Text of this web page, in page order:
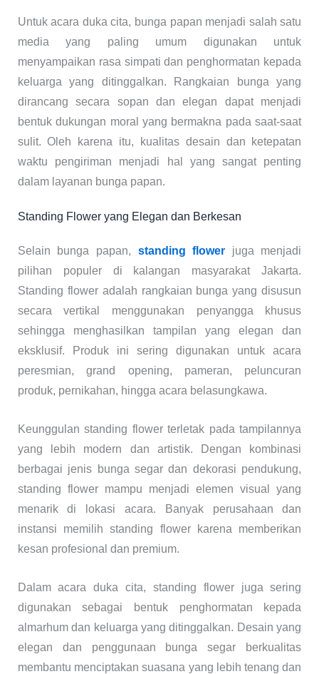
Untuk acara duka cita, bunga papan menjadi salah satu
media yang paling umum digunakan untuk
menyampaikan rasa simpati dan penghormatan kepada
keluarga yang ditinggalkan. Rangkaian bunga yang
dirancang secara sopan dan elegan dapat menjadi
bentuk dukungan moral yang bermakna pada saat-saat
sulit. Oleh karena itu, kualitas desain dan ketepatan
waktu pengiriman menjadi hal yang sangat penting
dalam layanan bunga papan.
Standing Flower yang Elegan dan Berkesan
Selain bunga papan, standing flower juga menjadi
pilihan populer di kalangan masyarakat Jakarta.
Standing flower adalah rangkaian bunga yang disusun
secara vertikal menggunakan penyangga khusus
sehingga menghasilkan tampilan yang elegan dan
eksklusif. Produk ini sering digunakan untuk acara
peresmian, grand opening, pameran, peluncuran
produk, pernikahan, hingga acara belasungkawa.
Keunggulan standing flower terletak pada tampilannya
yang lebih modern dan artistik. Dengan kombinasi
berbagai jenis bunga segar dan dekorasi pendukung,
standing flower mampu menjadi elemen visual yang
menarik di lokasi acara. Banyak perusahaan dan
instansi memilih standing flower karena memberikan
kesan profesional dan premium.
Dalam acara duka cita, standing flower juga sering
digunakan sebagai bentuk penghormatan kepada
almarhum dan keluarga yang ditinggalkan. Desain yang
elegan dan penggunaan bunga segar berkualitas
membantu menciptakan suasana yang lebih tenang dan